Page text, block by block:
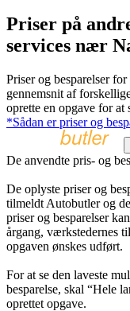
Priser på
services nær
Priser og besparelser
gennemsnit af
oprette en opgave for at
*Sådan er priser og
De anvendte pris- og
De oplyste priser og
tilmeldt Autobutler og
priser og besparelser
årgang, værkstedernes
opgaven ønskes udført.
For at se den laveste
besparelse, skal “Hele
oprettet opgave.